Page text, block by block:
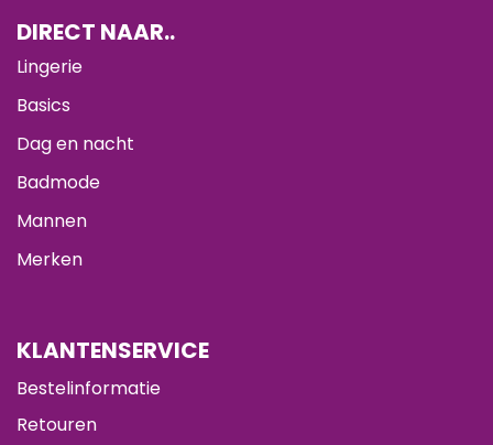
DIRECT NAAR..
Lingerie
Basics
Dag en nacht
Badmode
Mannen
Merken
KLANTENSERVICE
Bestelinformatie
Retouren